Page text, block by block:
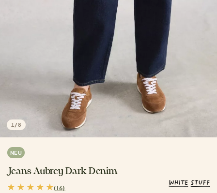
1 /8
NEU
Jeans Aubrey Dark Denim
(16)